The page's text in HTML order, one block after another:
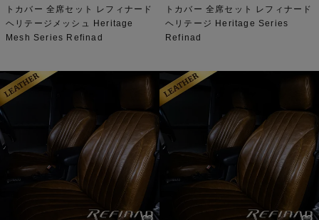
トカバー 全席セット レフィナード
ヘリテージメッシュ Heritage
Mesh Series Refinad
トカバー 全席セット レフィナード
ヘリテージ Heritage Series
Refinad